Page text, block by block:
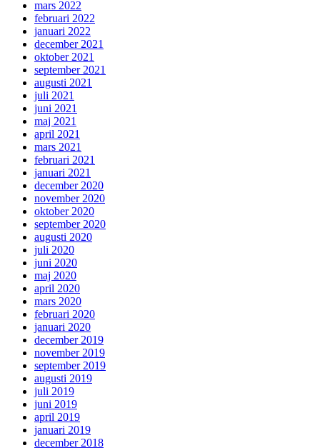
mars 2022
februari 2022
januari 2022
december 2021
oktober 2021
september 2021
augusti 2021
juli 2021
juni 2021
maj 2021
april 2021
mars 2021
februari 2021
januari 2021
december 2020
november 2020
oktober 2020
september 2020
augusti 2020
juli 2020
juni 2020
maj 2020
april 2020
mars 2020
februari 2020
januari 2020
december 2019
november 2019
september 2019
augusti 2019
juli 2019
juni 2019
april 2019
januari 2019
december 2018